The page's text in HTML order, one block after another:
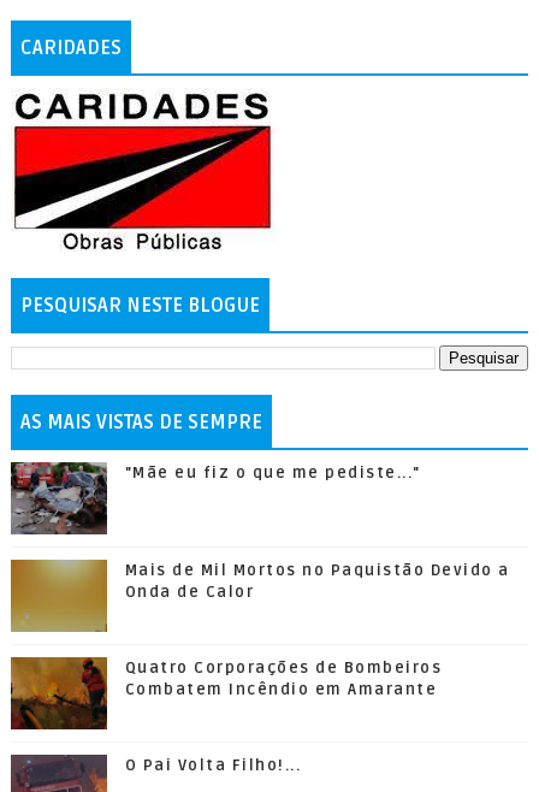
CARIDADES
PESQUISAR NESTE BLOGUE
AS MAIS VISTAS DE SEMPRE
"Mãe eu fiz o que me pediste..."
Mais de Mil Mortos no Paquistão Devido a
Onda de Calor
Quatro Corporações de Bombeiros
Combatem Incêndio em Amarante
O Pai Volta Filho!...